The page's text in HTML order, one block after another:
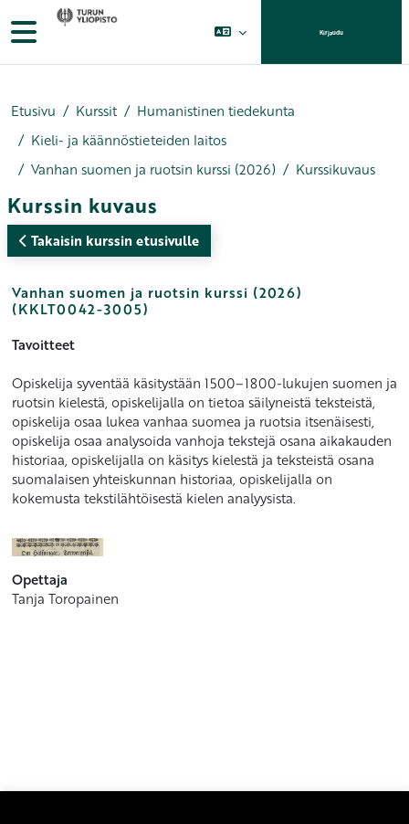
Siirry pääsisältöön
Sivupaneeli Kirjaudu
Etusivu Kurssit
Humanistinen tiedekunta
Kieli- ja käännöstieteiden laitos
Vanhan suomen ja ruotsin kurssi (2026)
Kurssikuvaus
Kurssin kuvaus
Takaisin kurssin etusivulle
Vanhan suomen ja ruotsin kurssi (2026)
(KKLT0042-3005)
Tavoitteet
Opiskelija syventää käsitystään 1500–1800-lukujen suomen ja
ruotsin kielestä, opiskelijalla on tietoa säilyneistä teksteistä,
opiskelija osaa lukea vanhaa suomea ja ruotsia itsenäisesti,
opiskelija osaa analysoida vanhoja tekstejä osana aikakauden
historiaa, opiskelijalla on käsitys kielestä ja teksteistä osana
suomalaisen yhteiskunnan historiaa, opiskelijalla on
kokemusta tekstilähtöisestä kielen analyysista.
Opettaja
Tanja Toropainen